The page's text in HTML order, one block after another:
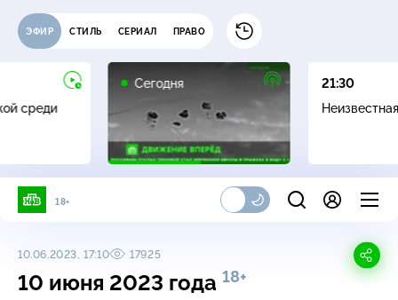
ЭФИР СТИЛЬ СЕРИАЛ ПРАВО
среди
Сегодня
21:30
18+
10.06.2023, 17:10 17925
10 июня 2023 года 18+